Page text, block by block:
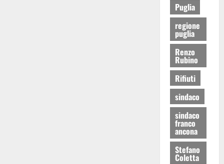
Puglia
regione
puglia
Renzo
Rubino
Rifiuti
sindaco
sindaco
franco
ancona
Stefano
Coletta